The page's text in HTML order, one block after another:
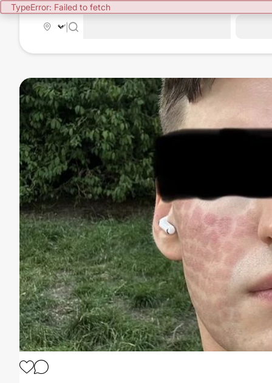
TypeError: Failed to fetch